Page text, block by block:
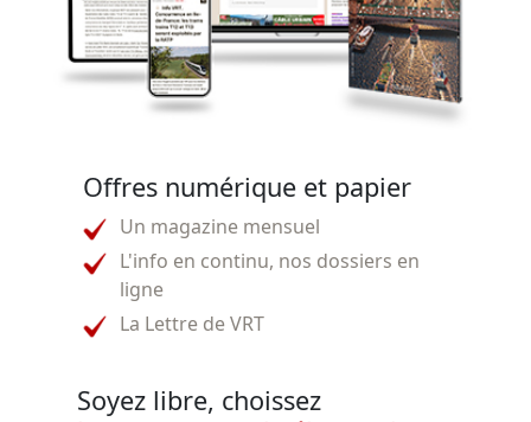
Offres numérique et papier
Un magazine mensuel
L'info en continu, nos dossiers en
ligne
La Lettre de VRT
Soyez libre, choissez